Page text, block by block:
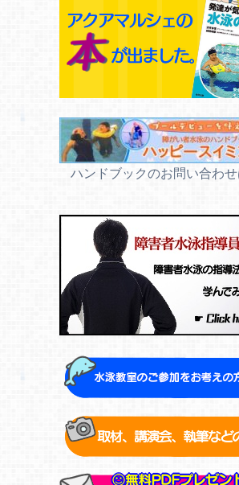
ハンドブックのお問い合わ